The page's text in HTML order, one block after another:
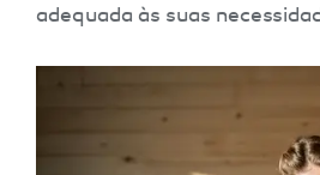
adequada às suas